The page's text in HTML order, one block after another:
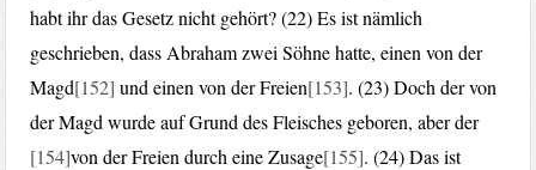
habt ihr das Gesetz nicht gehört? (22) Es ist nämlich
geschrieben, dass Abraham zwei Söhne hatte, einen von der
Magd[152] und einen von der Freien[153]. (23) Doch der von
der Magd wurde auf Grund des Fleisches geboren, aber der
[154]von der Freien durch eine Zusage[155]. (24) Das ist